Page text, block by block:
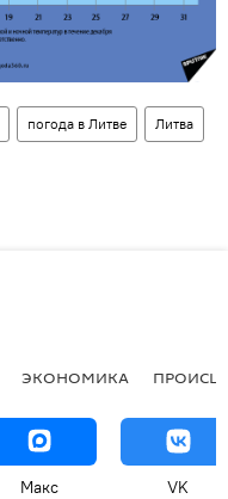
погода в Литве Литва
ЭКОНОМИКА
Макс VK